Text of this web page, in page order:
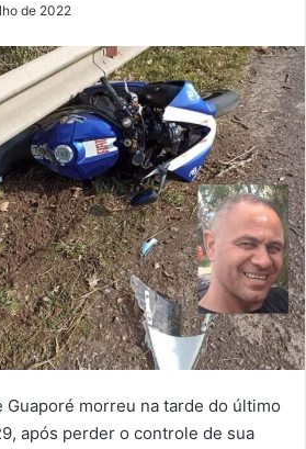
de 2022
Guaporé morreu na tarde do último
após perder o controle de sua